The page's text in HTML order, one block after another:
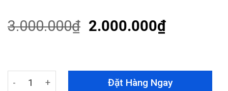
customer
ratings
3.000.000₫ 2.000.000₫
Cách Âm Chống Ồn Nắp Capo Mitsubishi Xforce 2024
Đặt Hàng Ngay